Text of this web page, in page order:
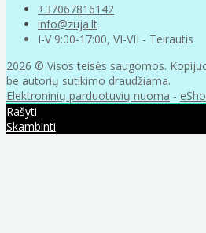
+37067816142
info@zuja.lt
I-V 9:00-17:00, VI-VII - Teirautis
2026 © Visos teisės saugomos.
be autorių sutikimo draudžiama.
Elektroninių parduotuvių nuoma -
Rašyti
Skambinti